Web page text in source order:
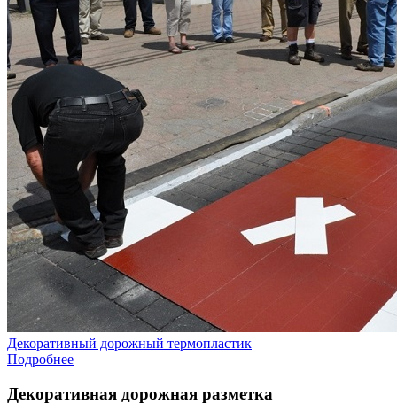
Декоративный дорожный термопластик
Подробнее
Декоративная дорожная разметка